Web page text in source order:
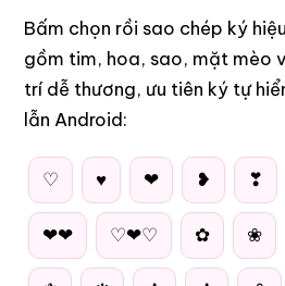
Bấm chọn rồi sao chép ký
gồm tim, hoa, sao, mặt mèo
trí dễ thương, ưu tiên ký tự
lẫn Android:
♡ ♥ ❤ ❥ ❣
❤❤ ♡❤♡ ✿ ❀